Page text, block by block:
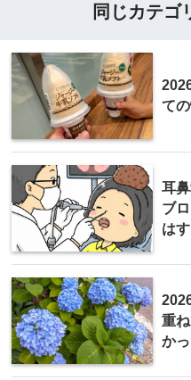
同じカテゴ
て
耳
ブ
は
重
かっ